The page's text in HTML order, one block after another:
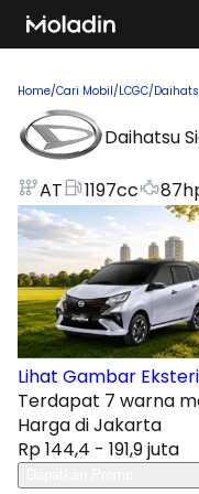
Home/Cari Mobil/LCGC/
Daihatsu
AT 1197cc 87
Lihat Gambar
Terdapat 7 warna
Harga di Jakarta
Rp 144,4 - 191,9 juta